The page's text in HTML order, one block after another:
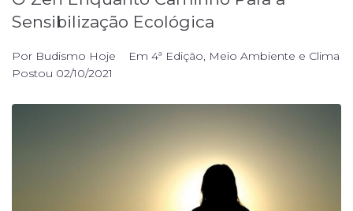
Sensibilização Ecológica
Por Budismo Hoje Em 4ª Edição, Meio Ambiente e Clima
Postou 02/10/2021